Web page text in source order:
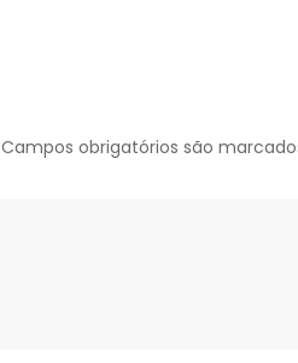
Campos obrigatórios são